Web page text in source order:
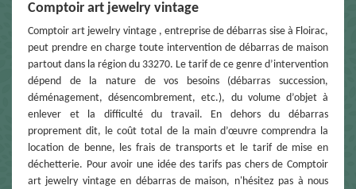
Comptoir art jewelry vintage
Comptoir art jewelry vintage , entreprise de débarras sise à Floirac,
peut prendre en charge toute intervention de débarras de maison
partout dans la région du 33270. Le tarif de ce genre d’intervention
dépend de la nature de vos besoins (débarras succession,
déménagement, désencombrement, etc.), du volume d’objet à
enlever et la difficulté du travail. En dehors du débarras
proprement dit, le coût total de la main d’œuvre comprendra la
location de benne, les frais de transports et le tarif de mise en
déchetterie. Pour avoir une idée des tarifs pas chers de Comptoir
art jewelry vintage en débarras de maison, n'hésitez pas à nous